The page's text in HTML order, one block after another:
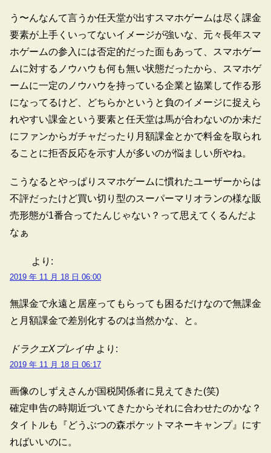
う〜んなんて言うか任天堂が出すスマホゲームは尽く課金
要素が上手くいってないイメージが強いな、元々長年スマ
ホゲームの参入には否定的だった面もあって、スマホゲー
ムに対するノウハウも何も無い状態だったから、スマホゲ
ームに一定のノウハウを持っている企業と協業して作る形
になってるけど、どちらかというと負のイメージに捉えら
れやすい課金という要素と任天堂は馬が合わないのか未だ
にファンからガチャだったり月額課金とかで料金を取られ
ることに拒否反応を示す人が多いのが悩ましい所やね。
こうなるとやっぱりスマホゲームに慣れたユーザーからは
不評だったけど買い切り型のスーパーマリオランの様な販
売形態が1番合ってたんじゃない？って思えてくるんだよ
なぁ
より:
2019 年 11 月 18 日 06:00
無課金で永遠と居座ってもらっても困るだけなので無課金
と月額課金で差別化するのは当然かな、と。
ドラクエXプレイ中 より:
2019 年 11 月 18 日 06:17
画像のしずえさんが国税関係者に見えてきた(笑)
確定申告の時期近づいてきたからそれに合わせたのかな？
タイトルも『どうぶつの森ポケットマネーキャンプ』にす
ればいいのに。